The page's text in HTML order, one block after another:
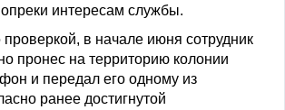
интересам службы.
проверкой, в начале июня сотрудник
пронес на территорию колонии
и передал его одному из
ранее достигнутой